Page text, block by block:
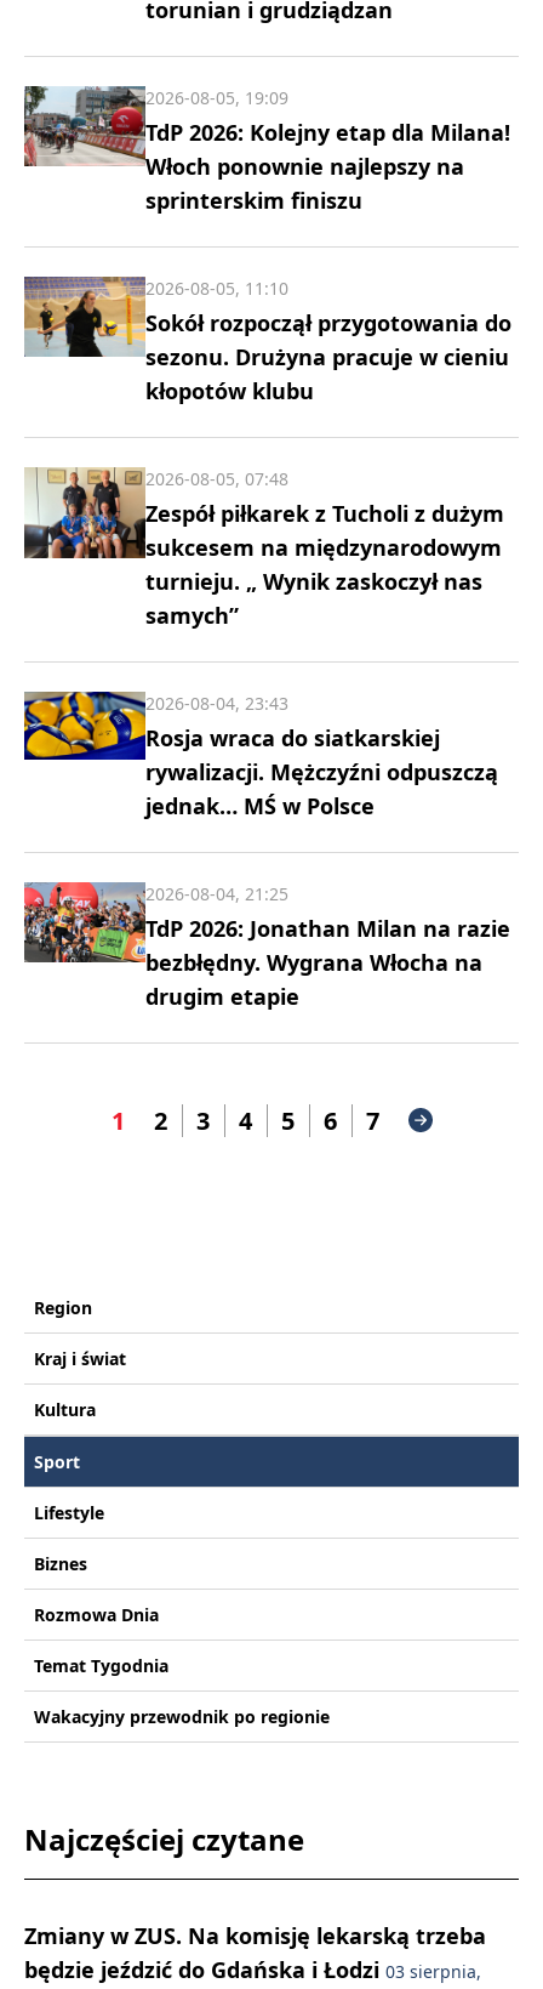
torunian i grudziądzan
TdP 2026: Kolejny etap dla Milana!
Włoch ponownie najlepszy na
sprinterskim finiszu
2026-08-05, 19:09
Sokół rozpoczął przygotowania do
sezonu. Drużyna pracuje w cieniu
kłopotów klubu
2026-08-05, 11:10
Zespół piłkarek z Tucholi z dużym
sukcesem na międzynarodowym
turnieju. „ Wynik zaskoczył nas
samych”
2026-08-05, 07:48
Rosja wraca do siatkarskiej
rywalizacji. Mężczyźni odpuszczą
jednak… MŚ w Polsce
2026-08-04, 23:43
TdP 2026: Jonathan Milan na razie
bezbłędny. Wygrana Włocha na
drugim etapie
2026-08-04, 21:25
1 2 3 4 5 6 7
Region
Kraj i świat
Kultura
Sport
Lifestyle
Biznes
Rozmowa Dnia
Temat Tygodnia
Wakacyjny przewodnik po regionie
Najczęściej czytane
Zmiany w ZUS. Na komisję lekarską trzeba
będzie jeździć do Gdańska i Łodzi 03 sierpnia,